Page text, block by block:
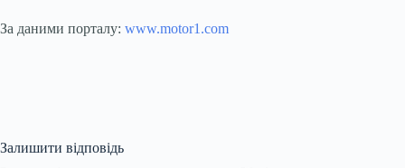
За даними порталу: www.motor1.com
Залишити відповідь